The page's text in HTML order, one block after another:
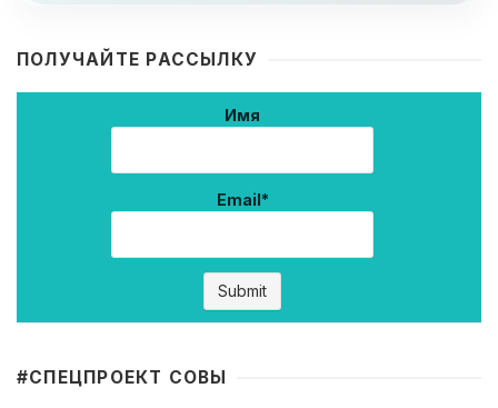
ПОЛУЧАЙТЕ РАССЫЛКУ
Имя
Email*
#CПЕЦПРОЕКТ СОВЫ